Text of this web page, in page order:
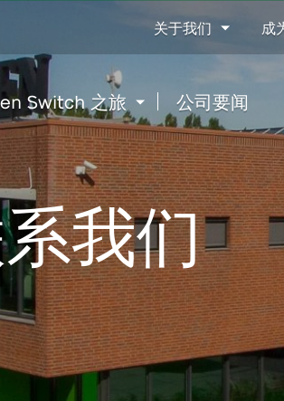
content
关于我们 成
Switch 之旅 公司要闻
我们